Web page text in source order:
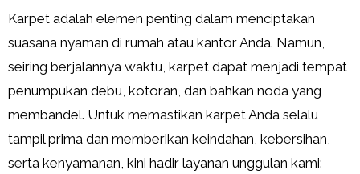
Karpet adalah elemen penting dalam menciptakan
suasana nyaman di rumah atau kantor Anda. Namun,
seiring berjalannya waktu, karpet dapat menjadi tempat
penumpukan debu, kotoran, dan bahkan noda yang
membandel. Untuk memastikan karpet Anda selalu
tampil prima dan memberikan keindahan, kebersihan,
serta kenyamanan, kini hadir layanan unggulan kami: